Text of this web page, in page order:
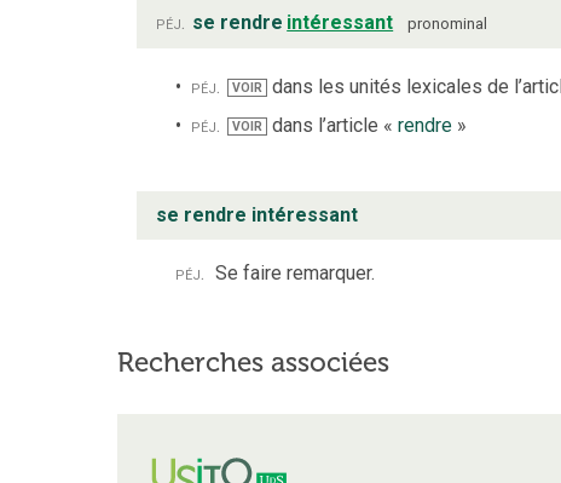
péj. se rendre intéressant pronominal
péj. VOIR dans les unités lexicales de
péj.
VOIR dans l’article « rendre»
se rendre intéressant
péj. Se faire remarquer.
Recherches associées